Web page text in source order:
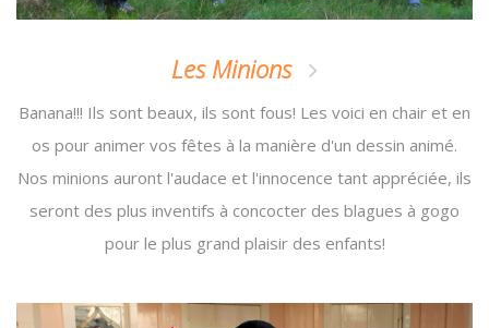
Les Minions
Banana!!! Ils sont beaux, ils sont fous! Les voici en chair et en
os pour animer vos fêtes à la manière d'un dessin animé.
Nos minions auront l'audace et l'innocence tant appréciée, ils
seront des plus inventifs à concocter des blagues à gogo
pour le plus grand plaisir des enfants!